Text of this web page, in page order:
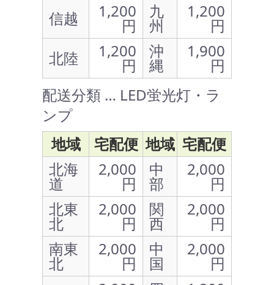
信越
1,200
円
九
州
1,200
円
北陸
1,200
円
沖
縄
1,900
円
配送分類 … LED蛍光灯・ラ
ンプ
地域
宅配便 地域 宅配便
北海
道
2,000
円
中
部
2,000
円
北東
北
2,000
円
関
西
2,000
円
南東
北
2,000
円
中
国
2,000
円